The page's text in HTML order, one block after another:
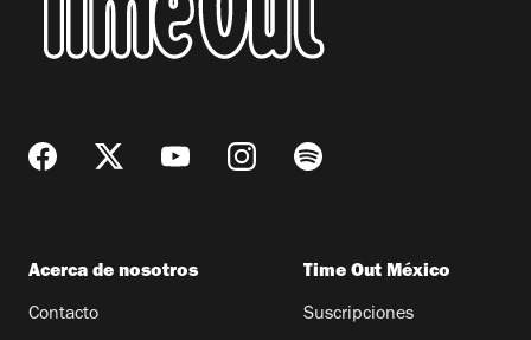
Acerca de nosotros
Contacto
Time Out México
Suscripciones